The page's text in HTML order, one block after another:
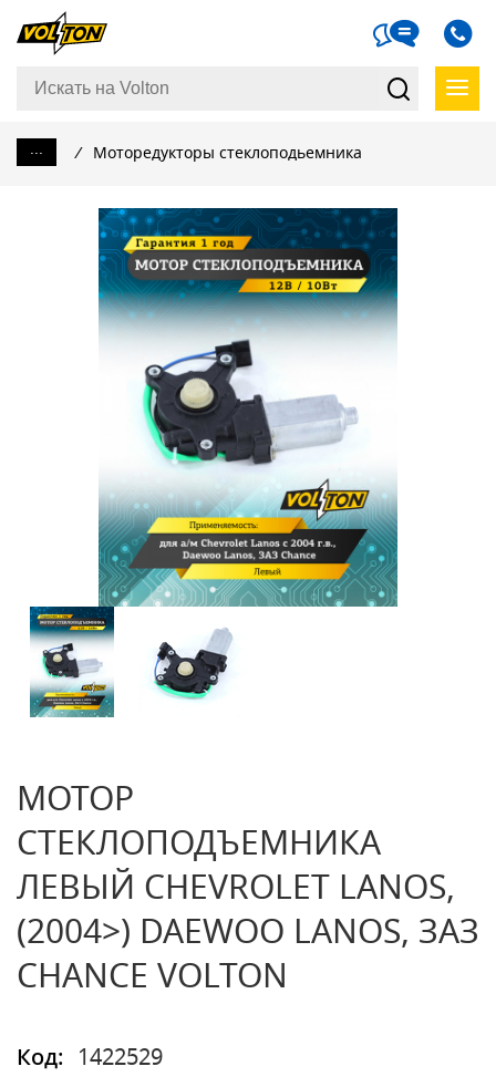
... / Моторедукторы стеклоподьемника
МОТОР
СТЕКЛОПОДЪЕМНИКА
ЛЕВЫЙ CHEVROLET LANOS,
(2004>) DAEWOO LANOS, ЗАЗ
CHANCE VOLTON
Код:
1422529